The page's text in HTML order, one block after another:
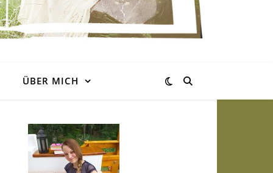
ÜBER MICH